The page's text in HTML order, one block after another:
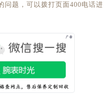
问题，可以拨打页面400电话进